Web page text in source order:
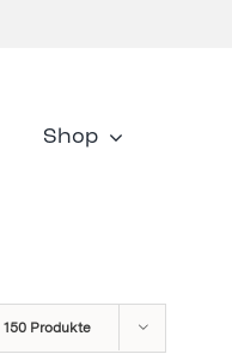
Shop
150 Produkte